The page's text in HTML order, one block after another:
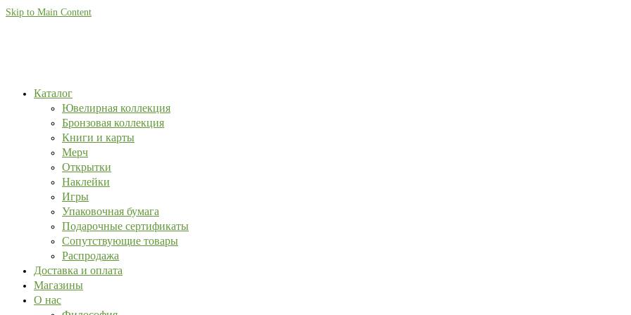
Skip to Main Content
Каталог
Ювелирная коллекция
Бронзовая коллекция
Книги и карты
Мерч
Открытки
Наклейки
Игры
Упаковочная бумага
Подарочные сертификаты
Сопутствующие товары
Распродажа
Доставка и оплата
Магазины
О нас